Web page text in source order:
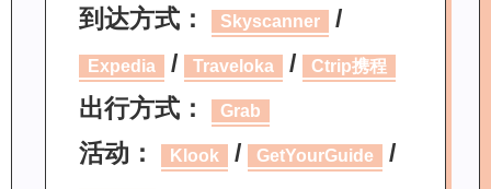
到达方式： Skyscanner /
Expedia / Traveloka / Ctrip携程
出行方式： Grab
活动： Klook / GetYourGuide /